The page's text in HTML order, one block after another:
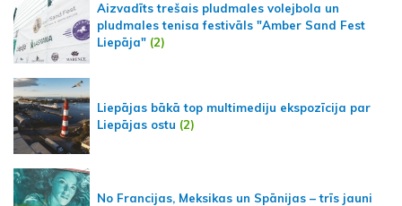
Aizvadīts trešais pludmales volejbola un
pludmales tenisa festivāls "Amber Sand Fest
Liepāja" (2)
Liepājas bākā top multimediju ekspozīcija par
Liepājas ostu (2)
No Francijas, Meksikas un Spānijas – trīs jauni